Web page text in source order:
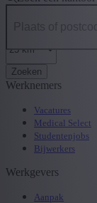
Zoeken
Werknemers
Vacatures
Medical Select
Studentenjobs
Bijwerkers
Werkgevers
Aanpak